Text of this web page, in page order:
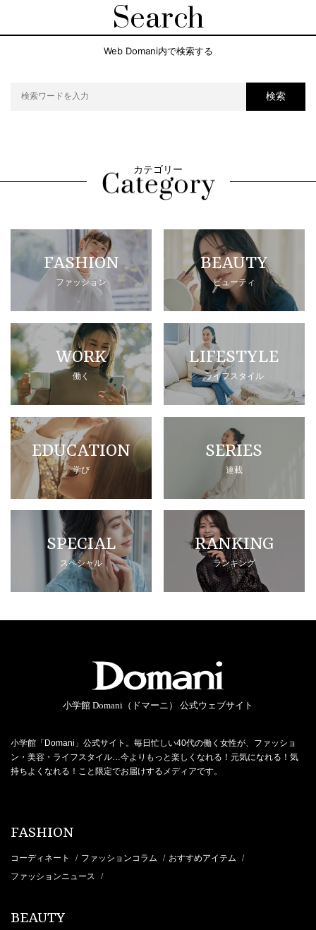
Search
Web Domani内で検索する
検索
カテゴリー
FASHION
ファッション
BEAUTY
ビューティ
WORK
働く
LIFESTYLE
ライフスタイル
EDUCATION
学び
SERIES
連載
SPECIAL
スペシャル
RANKING
ランキング
小学館 Domani（ドマーニ） 公式ウェブサイト
小学館「Domani」公式サイト。毎日忙しい40代の働く女性が、ファッショ
ン・美容・ライフスタイル…今よりもっと楽しくなれる！元気になれる！気
持ちよくなれる！こと限定でお届けするメディアです。
FASHION
コーディネート / ファッションコラム / おすすめアイテム /
ファッションニュース /
BEAUTY